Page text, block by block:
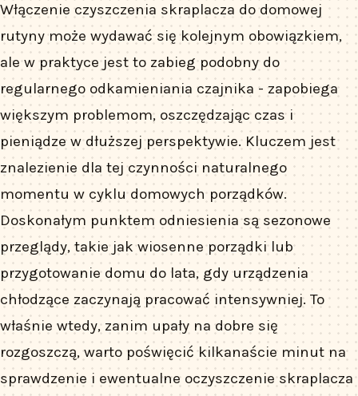
Włączenie czyszczenia skraplacza do domowej
rutyny może wydawać się kolejnym obowiązkiem,
ale w praktyce jest to zabieg podobny do
regularnego odkamieniania czajnika - zapobiega
większym problemom, oszczędzając czas i
pieniądze w dłuższej perspektywie. Kluczem jest
znalezienie dla tej czynności naturalnego
momentu w cyklu domowych porządków.
Doskonałym punktem odniesienia są sezonowe
przeglądy, takie jak wiosenne porządki lub
przygotowanie domu do lata, gdy urządzenia
chłodzące zaczynają pracować intensywniej. To
właśnie wtedy, zanim upały na dobre się
rozgoszczą, warto poświęcić kilkanaście minut na
sprawdzenie i ewentualne oczyszczenie skraplacza